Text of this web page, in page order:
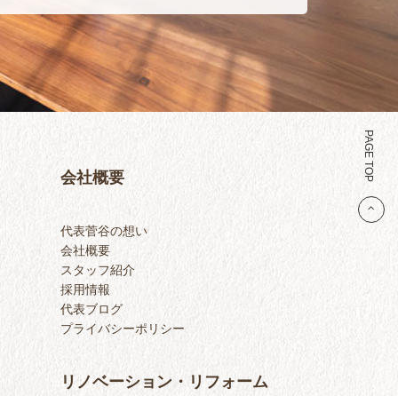
PAGE TOP
会社概要
代表菅谷の想い
会社概要
スタッフ紹介
採用情報
代表ブログ
プライバシーポリシー
リノベーション・リフォーム